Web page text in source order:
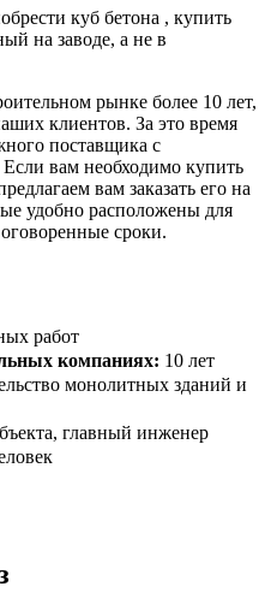
куб бетона , купить
на заводе, а не в
рынке более 10 лет,
клиентов. За это время
поставщика с
вам необходимо купить
вам заказать его на
удобно расположены для
сроки.
работ
компаниях: 10 лет
монолитных зданий и
главный инженер